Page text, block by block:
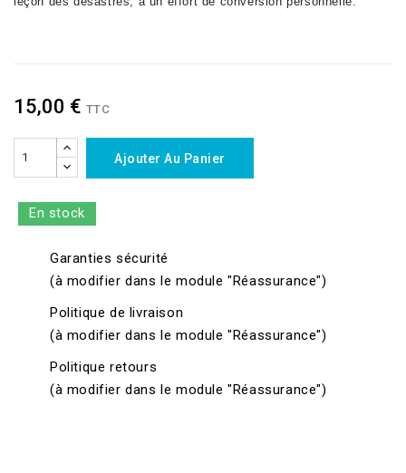
15,00 € TTC
Ajouter Au Panier
En stock
Garanties sécurité
(à modifier dans le module "Réassurance")
Politique de livraison
(à modifier dans le module "Réassurance")
Politique retours
(à modifier dans le module "Réassurance")